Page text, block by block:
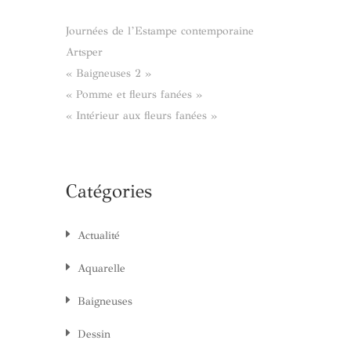
Journées de l’Estampe contemporaine
Artsper
« Baigneuses 2 »
« Pomme et fleurs fanées »
« Intérieur aux fleurs fanées »
Catégories
Actualité
Aquarelle
Baigneuses
Dessin